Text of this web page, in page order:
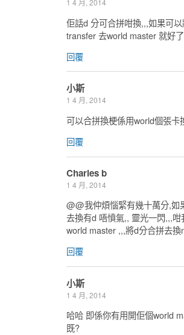
1 4 月, 2014
佢話d 分可合拼咁換,,,如果可
transfer 去world master 就好了
回覆
小斯
1 4 月, 2014
可以合拼換梗係用world個張卡
回覆
Charles b
1 4 月, 2014
@@我仲煩惱緊有幾十萬分,如
去換有d 唔憤氣,, 靈光一閃,,,
world master ,,,將d分合拼去
回覆
小斯
1 4 月, 2014
哈哈 即係你有用開佢個world
既?